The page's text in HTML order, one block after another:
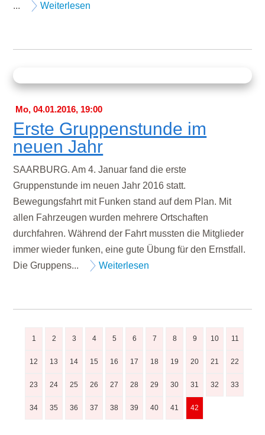
...
Weiterlesen
Mo, 04.01.2016, 19:00
Erste Gruppenstunde im
neuen Jahr
SAARBURG. Am 4. Januar fand die erste
Gruppenstunde im neuen Jahr 2016 statt.
Bewegungsfahrt mit Funken stand auf dem Plan. Mit
allen Fahrzeugen wurden mehrere Ortschaften
durchfahren. Während der Fahrt mussten die Mitglieder
immer wieder funken, eine gute Übung für den Ernstfall.
Die Gruppens...
Weiterlesen
1 2 3 4 5 6 7 8 9 10 11
12 13 14 15 16 17 18 19 20 21 22
23 24 25 26 27 28 29 30 31 32 33
34 35 36 37 38 39 40 41 42